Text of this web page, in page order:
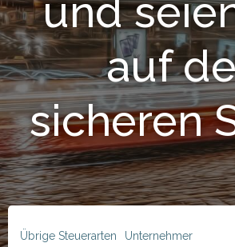
und
auf
sicheren
Übrige Steuerarten
Unternehmer